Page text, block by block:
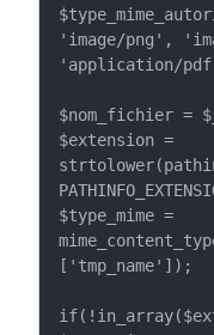
'image/png',
'application/
$nom_fichier =
$extension =
$type_mime =
['tmp_name']);